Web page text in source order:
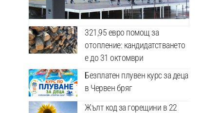
321,95 евро помощ за
отопление: кандидатстването
е до 31 октомври
Безплатен плувен курс за деца
в Червен бряг
Жълт код за горещини в 22